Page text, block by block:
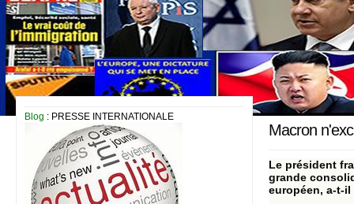
Blog : PRESSE INTERNATIONALE 14 mai 2024
Macron
Le président
grande
européen, a-t-